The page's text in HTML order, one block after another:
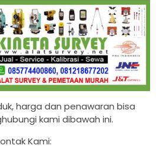
harga dan penawaran bisa
kami dibawah ini.
Kami: